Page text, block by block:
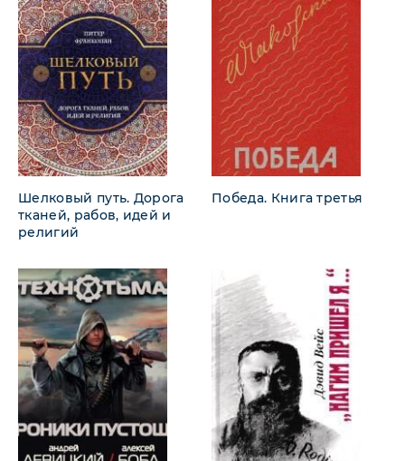
Шелковый путь. Дорога
тканей, рабов, идей и
религий
Победа. Книга третья